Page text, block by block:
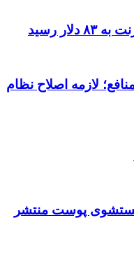
رسید
لازمه اصلاح نظام
پوست منتشر